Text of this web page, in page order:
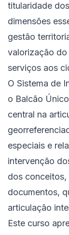
titularidade
dimensões
gestão
valorização
serviços aos
O Sistema de
o Balcão
central na
especiais e
intervenção
dos conceitos,
documentos,
articulação
Este curso